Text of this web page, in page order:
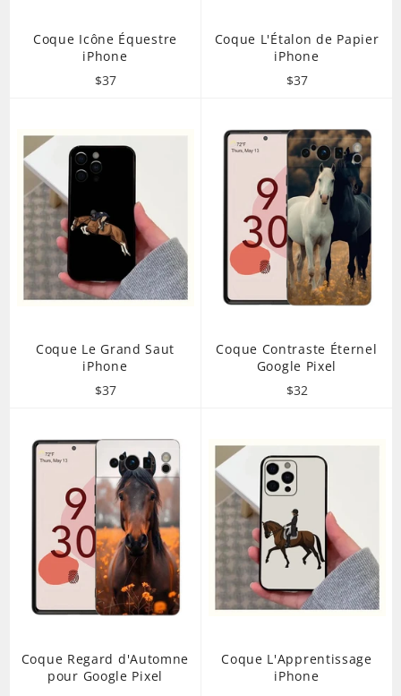
Coque Icône Équestre
iPhone
Prix
$37
Coque L'Étalon de Papier
iPhone
Prix
$37
Coque Le Grand Saut
iPhone
Prix
$37
Coque Contraste Éternel
Google Pixel
Prix
$32
Coque Regard d'Automne
pour Google Pixel
Coque L'Apprentissage
iPhone